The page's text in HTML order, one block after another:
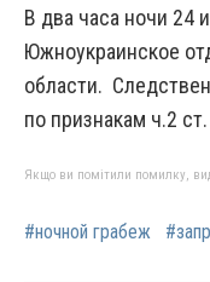
В два часа ночи 24
Южноукраинское
области.
по признакам ч.2
Якщо ви помітили помилку,
#ночной грабеж